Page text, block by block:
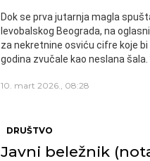
Dok se prva jutarnja magla
levobalskog Beograda, na
za nekretnine osviću cifre koje
godina zvučale kao neslana šala.
10. mart 2026., 08:28
DRUŠTVO
Javni beležnik